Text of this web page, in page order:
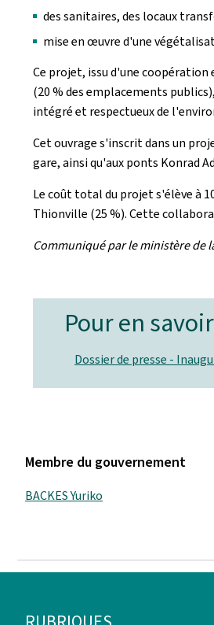
des sanitaires, des locaux
mise en œuvre d'une
Ce projet, issu d'une
(20 % des emplacements
intégré et respectueux de
Cet ouvrage s'inscrit dans un
gare, ainsi qu'aux ponts Konrad
Le coût total du projet s'élève à
Thionville (25 %). Cette
Communiqué par le ministère de
Pour en
Dossier de presse -
Membre du gouvernement
BACKES Yuriko